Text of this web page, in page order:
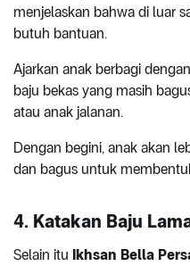
menjelaskan bahwa di luar
butuh bantuan.
Ajarkan anak berbagi
baju bekas yang masih
atau anak jalanan.
Dengan begini, anak akan
dan bagus untuk
4. Katakan Baju
Selain itu Ikhsan Bella